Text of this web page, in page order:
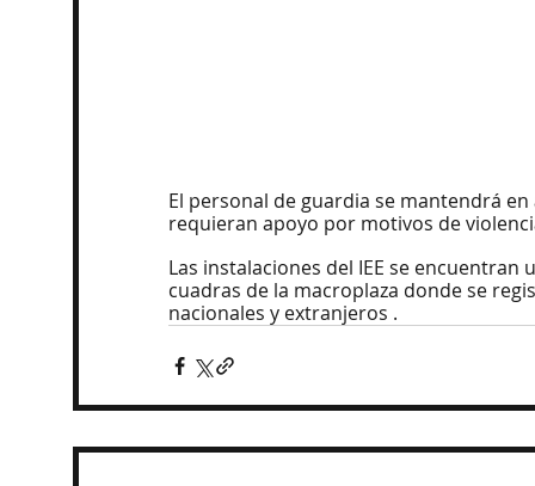
El personal de guardia se mantendrá
requieran apoyo por motivos de
Las instalaciones del IEE se
cuadras de la macroplaza donde se
nacionales y extranjeros .